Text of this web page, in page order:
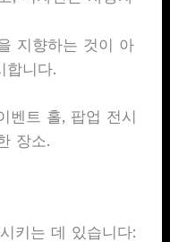
지향하는 것이 아
합니다.
벤트 홀, 팝업 전시
장소.
키는 데 있습니다: